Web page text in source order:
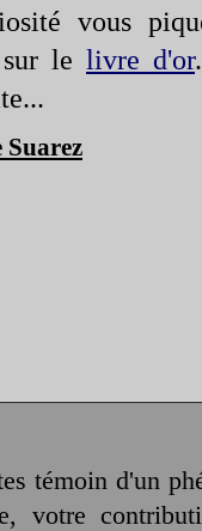
vous
le livre d'or
témoin d'un
votre